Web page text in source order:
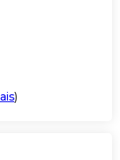
)